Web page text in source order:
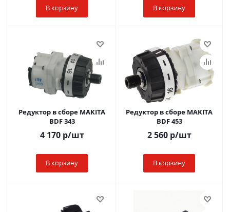
В корзину В корзину
Редуктор в сборе MAKITA
BDF 343
4 170р/шт
В корзину
Редуктор в сборе MAKITA
BDF 453
2 560р/шт
В корзину